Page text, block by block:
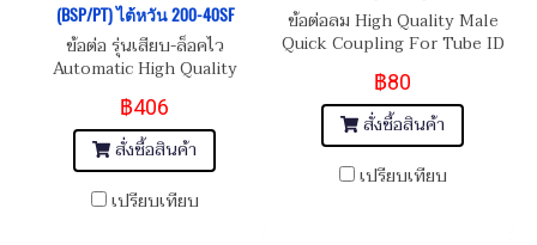
(BSP/PT) ไต้หวัน 200-40SF
ข้อต่อ รุ่นเสียบ-ล็อคไว
Automatic High Quality
Female Quick Coupling
Inner Thread 1/2"-14
(BSP/PT)
฿406
สั่งซื้อสินค้า
เปรียบเทียบ
ข้อต่อลม High Quality Male
Quick Coupling For Tube ID
3/8"-19 (BSP/PT)
฿80
สั่งซื้อสินค้า
เปรียบเทียบ